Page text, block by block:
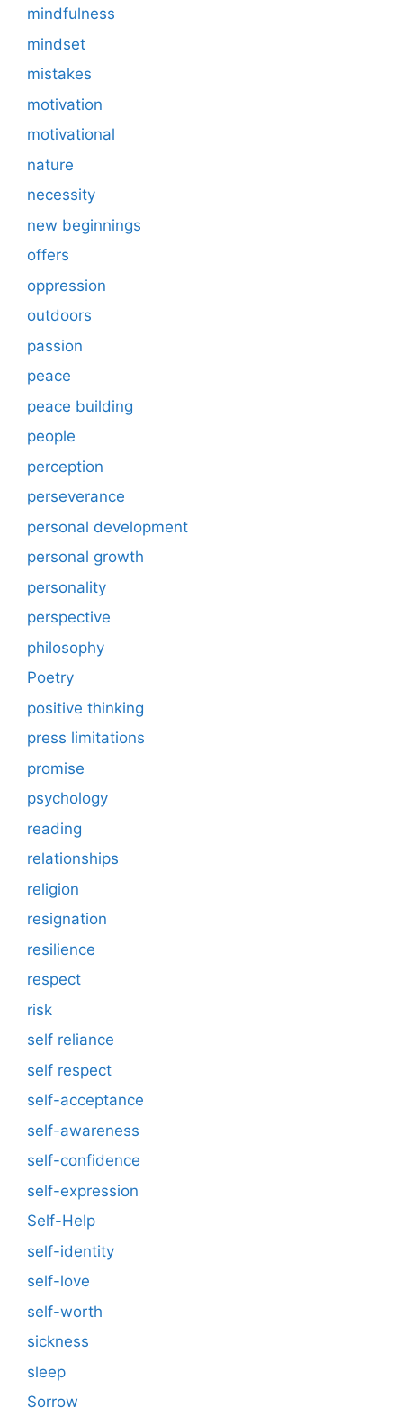
mindfulness
mindset
mistakes
motivation
motivational
nature
necessity
new beginnings
offers
oppression
outdoors
passion
peace
peace building
people
perception
perseverance
personal development
personal growth
personality
perspective
philosophy
Poetry
positive thinking
press limitations
promise
psychology
reading
relationships
religion
resignation
resilience
respect
risk
self reliance
self respect
self-acceptance
self-awareness
self-confidence
self-expression
Self-Help
self-identity
self-love
self-worth
sickness
sleep
Sorrow